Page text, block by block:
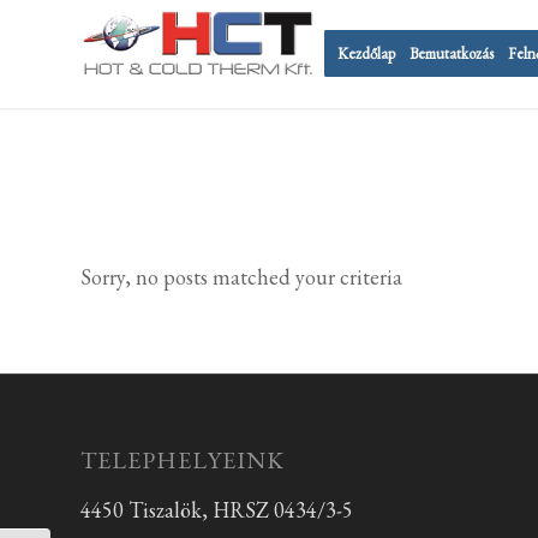
Kezdőlap Bemutatkozás
Sorry, no posts matched your criteria
TELEPHELYEINK
4450 Tiszalök, HRSZ 0434/3-5